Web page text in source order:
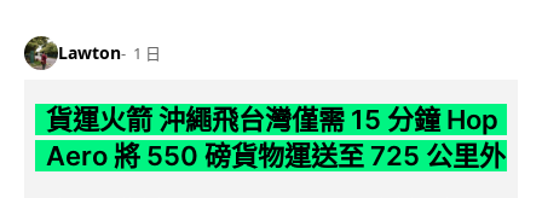
Lawton 1 日
貨運火箭 沖繩飛台灣僅需 15 分鐘 Hop
Aero 將 550 磅貨物運送至 725 公里外